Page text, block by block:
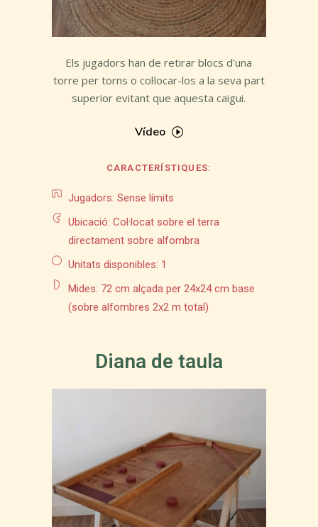
Els jugadors han de retirar blocs d’una
torre per torns o col·locar-los a la seva part
superior evitant que aquesta caigui.
Vídeo
CARACTERÍSTIQUES:
Jugadors: Sense límits
Ubicació: Col·locat sobre el terra
directament sobre alfombra
Unitats disponibles: 1
Mides: 72 cm alçada per 24x24 cm base
(sobre alfombres 2x2 m total)
Diana de taula